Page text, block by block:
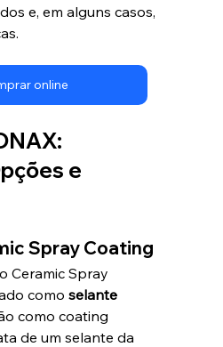
e, em alguns casos,
online
e
Spray Coating
Ceramic Spray
como selante
como coating
de um selante da